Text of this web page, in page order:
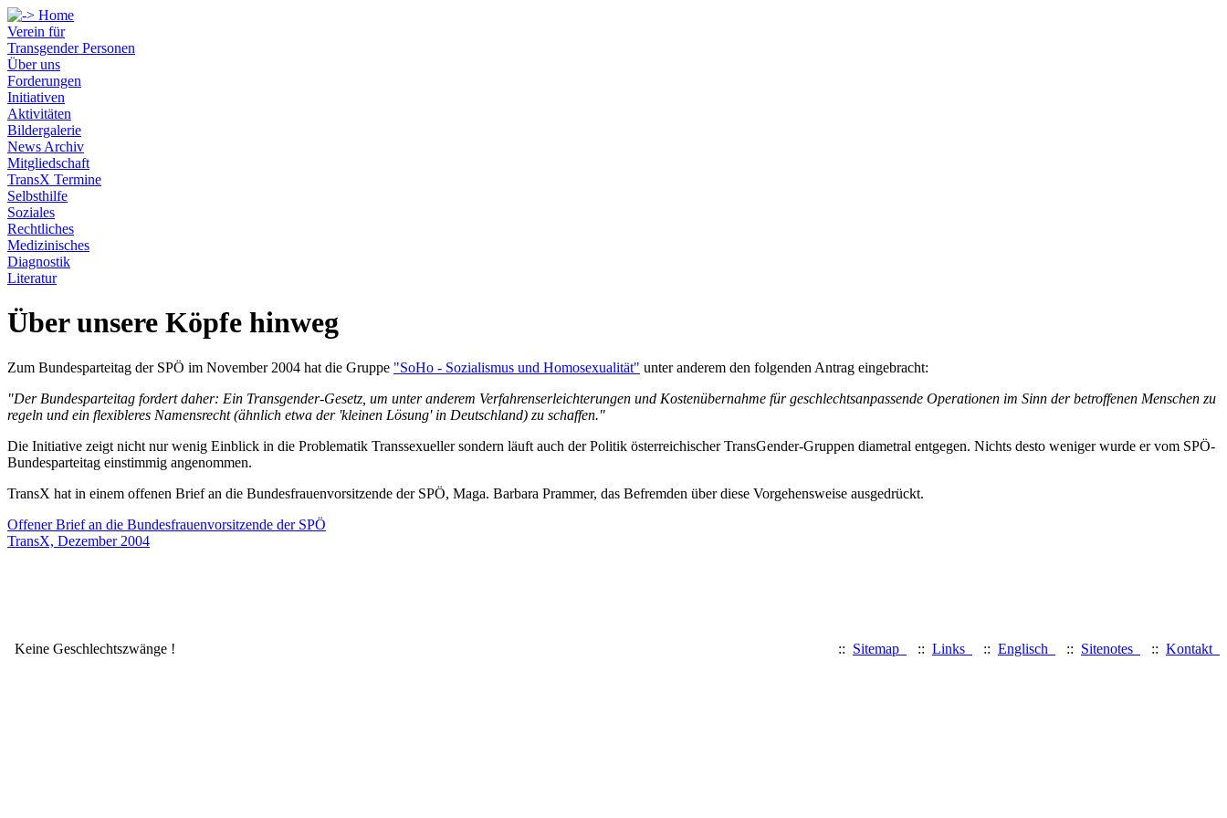
Verein für
Transgender Personen
Über uns
Forderungen
Initiativen
Aktivitäten
Bildergalerie
News Archiv
Mitgliedschaft
TransX Termine
Selbsthilfe
Soziales
Rechtliches
Medizinisches
Diagnostik
Literatur
Über unsere Köpfe hinweg
Zum Bundesparteitag der SPÖ im November 2004 hat die Gruppe "SoHo - Sozialismus und Homosexualität" unter anderem den folgenden Antrag eingebracht:
"Der Bundesparteitag fordert daher: Ein Transgender-Gesetz, um unter anderem Verfahrenserleichterungen und Kostenübernahme für geschlechtsanpassende Operationen im Sinn der betroffenen Menschen zu
regeln und ein flexibleres Namensrecht (ähnlich etwa der 'kleinen Lösung' in Deutschland) zu schaffen."
Die Initiative zeigt nicht nur wenig Einblick in die Problematik Transsexueller sondern läuft auch der Politik österreichischer TransGender-Gruppen diametral entgegen. Nichts desto weniger wurde er vom SPÖ-
Bundesparteitag einstimmig angenommen.
TransX hat in einem offenen Brief an die Bundesfrauenvorsitzende der SPÖ, Maga. Barbara Prammer, das Befremden über diese Vorgehensweise ausgedrückt.
Offener Brief an die Bundesfrauenvorsitzende der SPÖ
TransX, Dezember 2004
Keine Geschlechtszwänge ! :: Sitemap :: Links :: Englisch :: Sitenotes :: Kontakt